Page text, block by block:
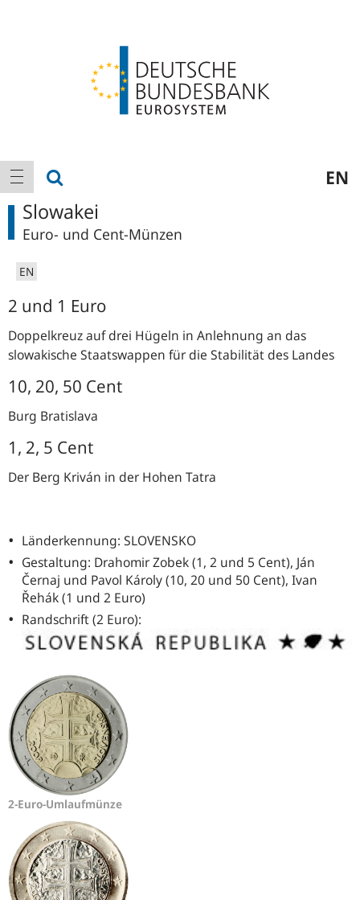
Hauptnavigation
Navigation anzeigen EN
Slowakei
Euro- und Cent-Münzen
EN
2 und 1 Euro
Doppelkreuz auf drei Hügeln in Anlehnung an das
slowakische Staatswappen für die Stabilität des Landes
10, 20, 50 Cent
Burg Bratislava
1, 2, 5 Cent
Der Berg Kriván in der Hohen Tatra
Länderkennung: SLOVENSKO
Gestaltung: Drahomir Zobek (1, 2 und 5 Cent), Ján
Černaj und Pavol Károly (10, 20 und 50 Cent), Ivan
Řehák (1 und 2 Euro)
Randschrift (2 Euro):
2-Euro-Umlaufmünze